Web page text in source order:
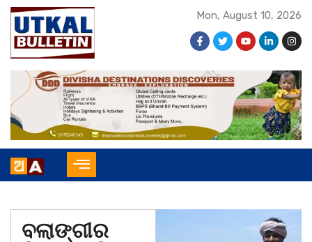
Mon, August 10, 2026
ବଲାଙ୍ଗୀର